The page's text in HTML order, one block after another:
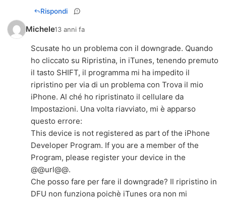
Rispondi
Michele13 anni fa
Scusate ho un problema con il downgrade. Quando
ho cliccato su Ripristina, in iTunes, tenendo premuto
il tasto SHIFT, il programma mi ha impedito il
ripristino per via di un problema con Trova il mio
iPhone. Al ché ho ripristinato il cellulare da
Impostazioni. Una volta riavviato, mi è apparso
questo errore:
This device is not registered as part of the iPhone
Developer Program. If you are a member of the
Program, please register your device in the
@@url@@.
Che posso fare per fare il downgrade? Il ripristino in
DFU non funziona poichè iTunes ora non mi